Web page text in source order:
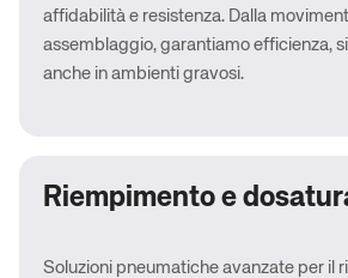
affidabilità e resistenza. Dalla
assemblaggio, garantiamo efficienza,
anche in ambienti gravosi.
Riempimento e
Soluzioni pneumatiche avanzate per il